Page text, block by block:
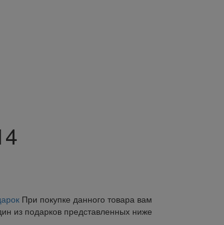
При покупке данного товара вам
из подарков представленных ниже